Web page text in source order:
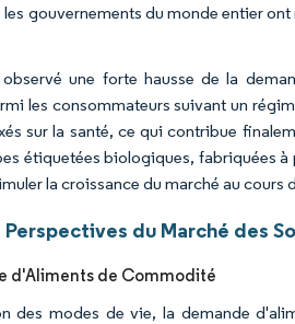
les gouvernements du monde entier
une forte hausse de la
les consommateurs suivant un
sur la santé, ce qui contribue
étiquetées biologiques, fabriquées
la croissance du marché au cours
du Marché des
d'Aliments de Commodité
des modes de vie, la demande